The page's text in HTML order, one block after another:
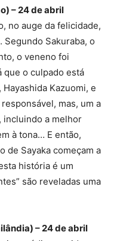
– 24 de abril
no auge da felicidade,
Segundo Sakuraba, o
o veneno foi
que o culpado está
Kazuomi, e
mas, um a
incluindo a melhor
à tona… E então,
de Sayaka começam a
história é um
são reveladas uma
– 24 de abril